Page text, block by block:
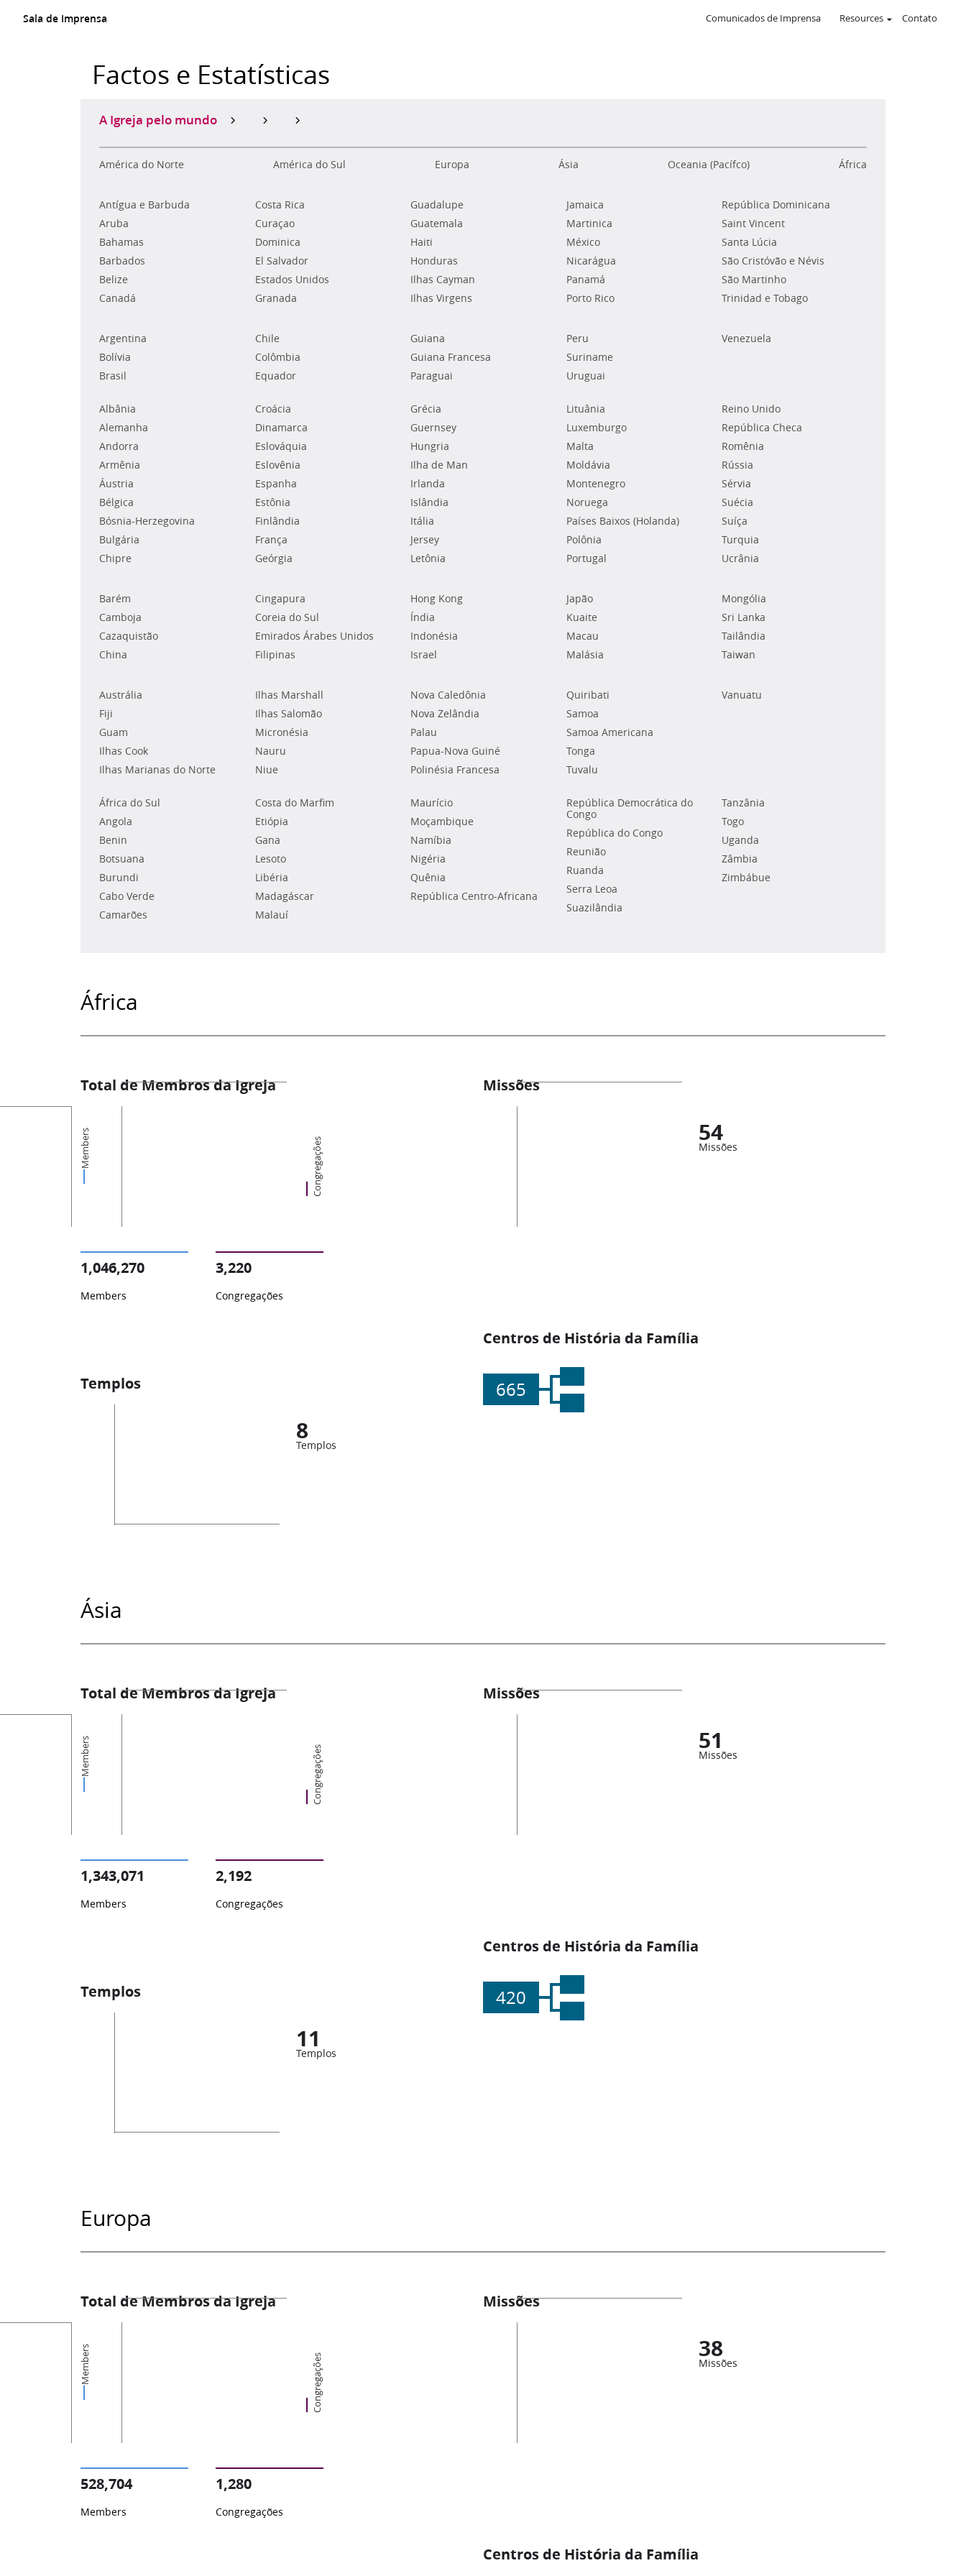
Sala de Imprensa Comunicados de Imprensa Resources Contato
Factos e Estatísticas
A Igreja pelo mundo
América do Norte América do Sul Europa Ásia Oceania (Pacífco) África
Antígua e Barbuda
Aruba
Bahamas
Barbados
Belize
Canadá
Costa Rica
Curaçao
Dominica
El Salvador
Estados Unidos
Granada
Guadalupe
Guatemala
Haiti
Honduras
Ilhas Cayman
Ilhas Virgens
Jamaica
Martinica
México
Nicarágua
Panamá
Porto Rico
República Dominicana
Saint Vincent
Santa Lúcia
São Cristóvão e Névis
São Martinho
Trinidad e Tobago
Argentina
Bolívia
Brasil
Chile
Colômbia
Equador
Guiana
Guiana Francesa
Paraguai
Peru
Suriname
Uruguai
Venezuela
Albânia
Alemanha
Andorra
Armênia
Áustria
Bélgica
Bósnia-Herzegovina
Bulgária
Chipre
Croácia
Dinamarca
Eslováquia
Eslovênia
Espanha
Estônia
Finlândia
França
Geórgia
Grécia
Guernsey
Hungria
Ilha de Man
Irlanda
Islândia
Itália
Jersey
Letônia
Lituânia
Luxemburgo
Malta
Moldávia
Montenegro
Noruega
Países Baixos (Holanda)
Polônia
Portugal
Reino Unido
República Checa
Romênia
Rússia
Sérvia
Suécia
Suíça
Turquia
Ucrânia
Barém
Camboja
Cazaquistão
China
Cingapura
Coreia do Sul
Emirados Árabes Unidos
Filipinas
Hong Kong
Índia
Indonésia
Israel
Japão
Kuaite
Macau
Malásia
Mongólia
Sri Lanka
Tailândia
Taiwan
Austrália
Fiji
Guam
Ilhas Cook
Ilhas Marianas do Norte
Ilhas Marshall
Ilhas Salomão
Micronésia
Nauru
Niue
Nova Caledônia
Nova Zelândia
Palau
Papua-Nova Guiné
Polinésia Francesa
Quiribati
Samoa
Samoa Americana
Tonga
Tuvalu
Vanuatu
África do Sul
Angola
Benin
Botsuana
Burundi
Cabo Verde
Camarões
Costa do Marfim
Etiópia
Gana
Lesoto
Libéria
Madagáscar
Malauí
Maurício
Moçambique
Namíbia
Nigéria
Quênia
República Centro-Africana
República Democrática do
Congo
República do Congo
Reunião
Ruanda
Serra Leoa
Suazilândia
Tanzânia
Togo
Uganda
Zâmbia
Zimbábue
África
Total de Membros da Igreja
Members Congregações
1,046,270
Members
3,220
Congregações
Missões
54
Missões
Centros de História da Família
665
Templos
8
Templos
Ásia
Total de Membros da Igreja
Members Congregações
1,343,071
Members
2,192
Congregações
Missões
51
Missões
Centros de História da Família
420
Templos
11
Templos
Europa
Total de Membros da Igreja
Members Congregações
528,704
Members
1,280
Congregações
Missões
38
Missões
Centros de História da Família